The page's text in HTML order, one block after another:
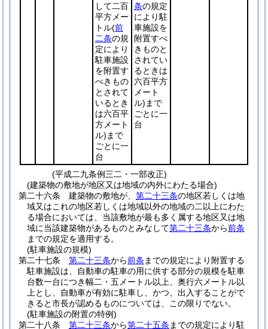
して二百
平方メー
トル(前
二条の規
定により
駐車施設
を附置す
べきもの
とされて
いるとき
は六百平
方メート
ル) まで
ごとに一
台
条の規定
により駐
車施設を
附置すべ
きものと
されてい
るときは
六百平方
メート
ル) まで
ごとに一
台
(平成二九条例三二・一部改正)
(建築物の敷地が地区又は地域の内外にわたる場合)
第二十六条
建築物の敷地が、 第二十三条の地区若しくは地
域又はこれの地区若しくは地域以外の地域の二以上にわた
る場合においては、当該敷地が最も多く属する地区又は地
域に当該建築物があるものとみなして第二十三条から前条
までの規定を適用する。
(駐車施設の規模)
第二十七条
第二十三条から前条 までの規定により附置する
駐車施設は、自動車の駐車の用に供する部分の規模を駐車
台数一台につき幅二・五メートル以上、奥行六メートル以
上とし、自動車が有効に駐車し、かつ、出入することがで
きると市長が認めるものについては、この限りでない。
(駐車施設の附置の特例)
第二十八条
第二十三条から第二十五条 までの規定により駐